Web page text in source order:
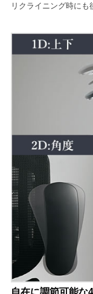
リクライニング時にも
自在に調節可能な